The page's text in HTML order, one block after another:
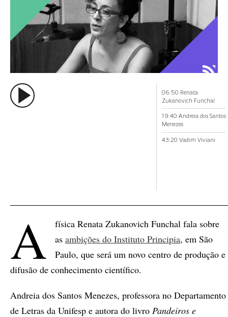
06:50 Renata
Zukanovich Funchal
19:40 Andreia dos Santos
Menezes
43:20 Vadim Viviani
A
física Renata Zukanovich Funchal fala sobre
as ambições do Instituto Principia, em São
Paulo, que será um novo centro de produção e
difusão de conhecimento científico.
Andreia dos Santos Menezes, professora no Departamento
de Letras da Unifesp e autora do livro Pandeiros e